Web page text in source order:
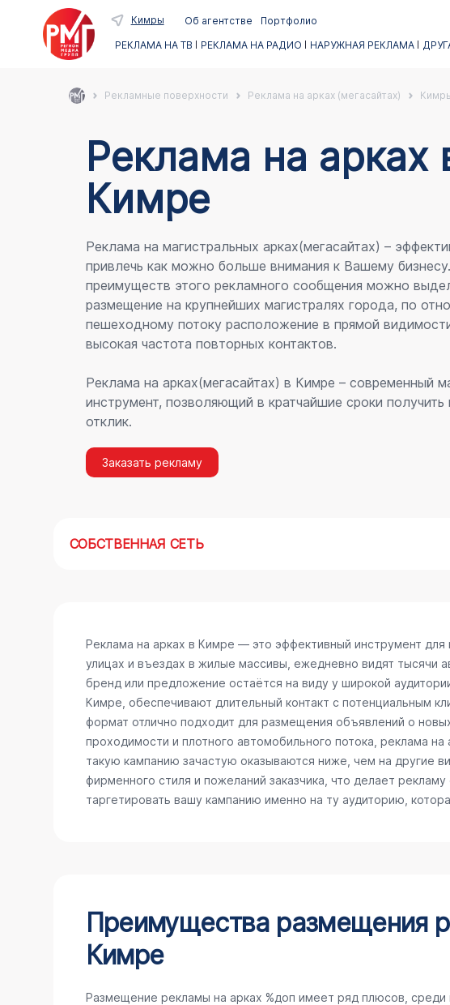
Кимры Об агентстве
Портфолио
РЕКЛАМА НА ТВ
РЕКЛАМА НА РАДИО НАРУЖНАЯ РЕКЛАМА
Рекламные поверхности Реклама на арках (мегасайтах)
Реклама на аркаx
Кимре
Реклама на магистральных арках(мегасайтах) –
привлечь как можно больше внимания к Вашему
преимуществ этого рекламного сообщения можно
размещение на крупнейших магистралях города, по
пешеходному потоку расположение в прямой
высокая частота повторных контактов.
Реклама на арках(мегасайтах) в Кимре – современный
инструмент, позволяющий в кратчайшие сроки
отклик.
Заказать рекламу
СОБСТВЕННАЯ СЕТЬ
Реклама на арках в Кимре — это эффективный инструмент
улицах и въездах в жилые массивы, ежедневно видят тысячи
бренд или предложение остаётся на виду у широкой
Кимре, обеспечивают длительный контакт с потенциальным
формат отлично подходит для размещения объявлений о
проходимости и плотного автомобильного потока, реклама
такую кампанию зачастую оказываются ниже, чем на другие
фирменного стиля и пожеланий заказчика, что делает
таргетировать вашу кампанию именно на ту аудиторию,
Преимущества размещения
Кимре
Размещение рекламы на арках %доп имеет ряд плюсов,